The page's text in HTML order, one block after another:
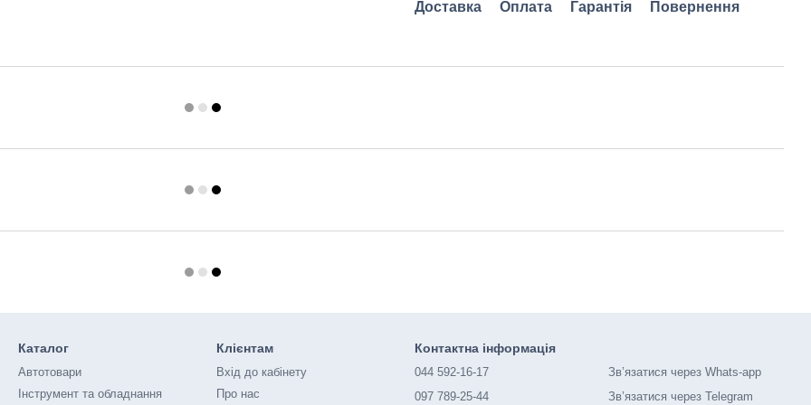
Доставка Оплата Гарантія Повернення
Каталог
Автотовари
Інструмент та обладнання
Клієнтам
Вхід до кабінету
Про нас
Контактна інформація
044 592-16-17
097 789-25-44
Зв’язатися через Whats-app
Зв’язатися через Telegram